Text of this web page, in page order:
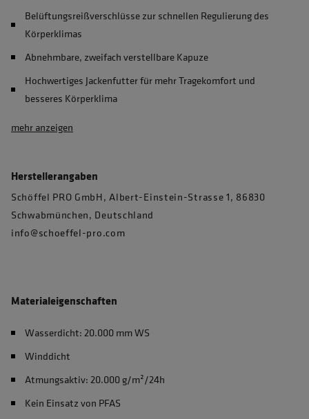
Belüftungsreißverschlüsse zur schnellen Regulierung des
Körperklimas
Abnehmbare, zweifach verstellbare Kapuze
Hochwertiges Jackenfutter für mehr Tragekomfort und
besseres Körperklima
mehr anzeigen
Herstellerangaben
Schöffel PRO GmbH, Albert-Einstein-Strasse 1, 86830
Schwabmünchen, Deutschland
info@schoeffel-pro.com
Materialeigenschaften
Wasserdicht: 20.000 mm WS
Winddicht
Atmungsaktiv: 20.000 g/m²/24h
Kein Einsatz von PFAS